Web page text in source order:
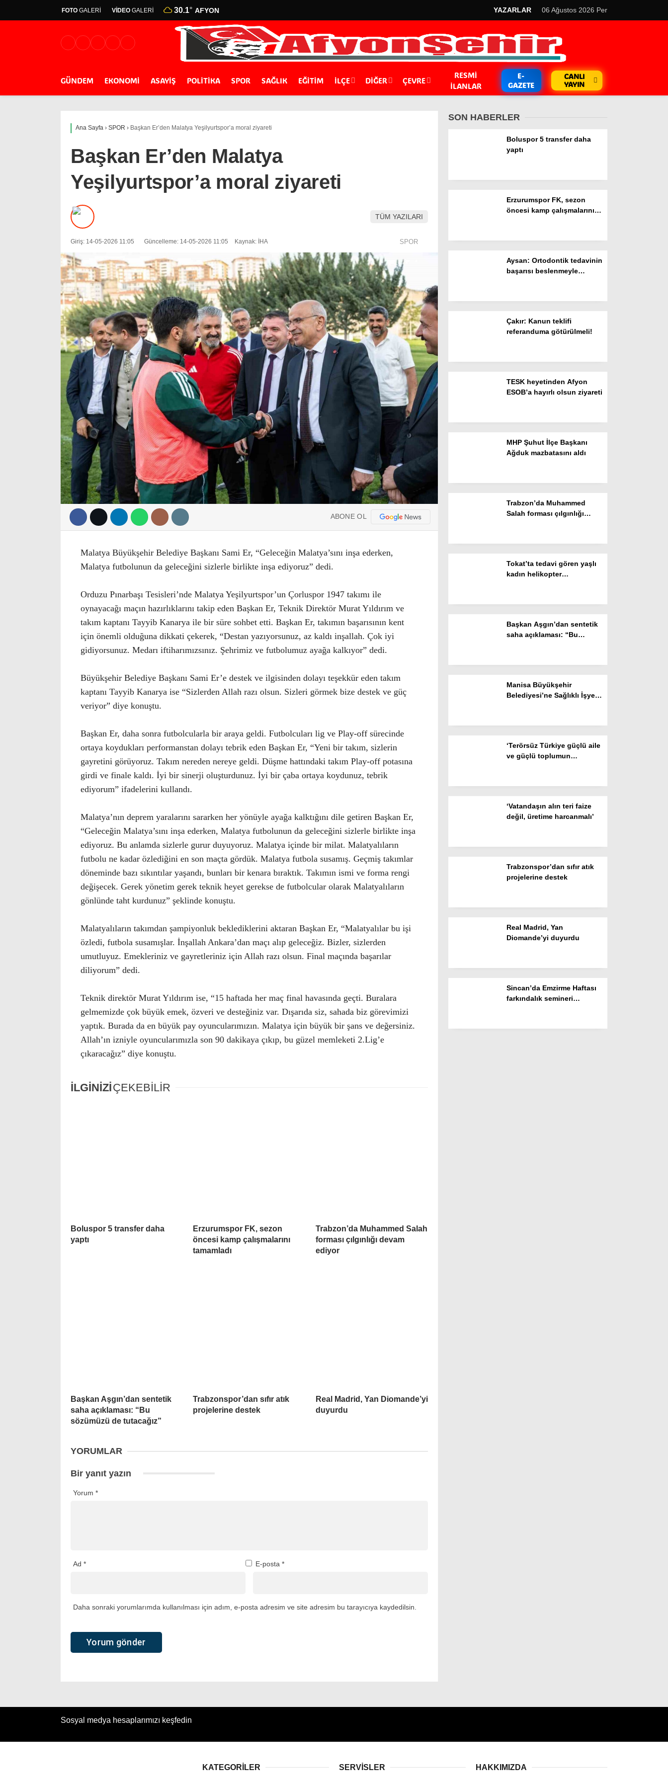
EKONOMİ
Namaz Vakitleri
Nöbetçi Eczaneler
SPOR
Magazin
Hava Durumu
Künye
Teknoloji
FOTO GALERİ VİDEO GALERİ 30.1° AFYON YAZARLAR 06 Ağustos 2026 Per
GÜNDEM EKONOMİ ASAYİŞ POLİTİKA SPOR SAĞLIK EĞİTİM İLÇE DIĞER ÇEVRE
RESMI
İLANLAR
E-
GAZETE
CANLI
YAYIN
Ana Sayfa › SPOR › Başkan Er’den Malatya Yeşilyurtspor’a moral ziyareti
Başkan Er’den Malatya
Yeşilyurtspor’a moral ziyareti
TÜM YAZILARI
Giriş: 14-05-2026 11:05 Güncelleme: 14-05-2026 11:05 Kaynak: İHA SPOR
ABONE OL
Malatya Büyükşehir Belediye Başkanı Sami Er, “Geleceğin Malatya’sını inşa ederken,
Malatya futbolunun da geleceğini sizlerle birlikte inşa ediyoruz” dedi.
Orduzu Pınarbaşı Tesisleri’nde Malatya Yeşilyurtspor’un Çorluspor 1947 takımı ile
oynayacağı maçın hazırlıklarını takip eden Başkan Er, Teknik Direktör Murat Yıldırım ve
takım kaptanı Tayyib Kanarya ile bir süre sohbet etti. Başkan Er, takımın başarısının kent
için önemli olduğuna dikkati çekerek, “Destan yazıyorsunuz, az kaldı inşallah. Çok iyi
gidiyorsunuz. Medarı iftiharımızsınız. Şehrimiz ve futbolumuz ayağa kalkıyor” dedi.
Büyükşehir Belediye Başkanı Sami Er’e destek ve ilgisinden dolayı teşekkür eden takım
kaptanı Tayyib Kanarya ise “Sizlerden Allah razı olsun. Sizleri görmek bize destek ve güç
veriyor” diye konuştu.
Başkan Er, daha sonra futbolcularla bir araya geldi. Futbolcuları lig ve Play-off sürecinde
ortaya koydukları performanstan dolayı tebrik eden Başkan Er, “Yeni bir takım, sizlerin
gayretini görüyoruz. Takım nereden nereye geldi. Düşme hattındaki takım Play-off potasına
girdi ve finale kaldı. İyi bir sinerji oluşturdunuz. İyi bir çaba ortaya koydunuz, tebrik
ediyorum” ifadelerini kullandı.
Malatya’nın deprem yaralarını sararken her yönüyle ayağa kalktığını dile getiren Başkan Er,
“Geleceğin Malatya’sını inşa ederken, Malatya futbolunun da geleceğini sizlerle birlikte inşa
ediyoruz. Bu anlamda sizlerle gurur duyuyoruz. Malatya içinde bir milat. Malatyalıların
futbolu ne kadar özlediğini en son maçta gördük. Malatya futbola susamış. Geçmiş takımlar
döneminde bazı sıkıntılar yaşandı, bunları bir kenara bıraktık. Takımın ismi ve forma rengi
değişecek. Gerek yönetim gerek teknik heyet gerekse de futbolcular olarak Malatyalıların
gönlünde taht kurdunuz” şeklinde konuştu.
Malatyalıların takımdan şampiyonluk beklediklerini aktaran Başkan Er, “Malatyalılar bu işi
özledi, futbola susamışlar. İnşallah Ankara’dan maçı alıp geleceğiz. Bizler, sizlerden
umutluyuz. Emekleriniz ve gayretleriniz için Allah razı olsun. Final maçında başarılar
diliyorum” dedi.
Teknik direktör Murat Yıldırım ise, “15 haftada her maç final havasında geçti. Buralara
gelmemizde çok büyük emek, özveri ve desteğiniz var. Dışarıda siz, sahada biz görevimizi
yaptık. Burada da en büyük pay oyuncularımızın. Malatya için büyük bir şans ve değersiniz.
Allah’ın izniyle oyuncularımızla son 90 dakikaya çıkıp, bu güzel memleketi 2.Lig’e
çıkaracağız” diye konuştu.
İLGİNİZİÇEKEBİLİR
Boluspor 5 transfer daha
yaptı
Erzurumspor FK, sezon
öncesi kamp çalışmalarını
tamamladı
Trabzon’da Muhammed Salah
forması çılgınlığı devam
ediyor
Başkan Aşgın’dan sentetik
saha açıklaması: “Bu
sözümüzü de tutacağız”
Trabzonspor’dan sıfır atık
projelerine destek
Real Madrid, Yan Diomande’yi
duyurdu
YORUMLAR
Bir yanıt yazın
Yorum *
Ad * E-posta *
Daha sonraki yorumlarımda kullanılması için adım, e-posta adresim ve site adresim bu tarayıcıya kaydedilsin.
SON HABERLER
Boluspor 5 transfer daha
yaptı
Erzurumspor FK, sezon
öncesi kamp çalışmalarını
Aysan: Ortodontik tedavinin
başarısı beslenmeyle
Çakır: Kanun teklifi
referanduma götürülmeli!
TESK heyetinden Afyon
ESOB’a hayırlı olsun ziyareti
MHP Şuhut İlçe Başkanı
Ağduk mazbatasını aldı
Trabzon’da Muhammed
Salah forması çılgınlığı
Tokat’ta tedavi gören yaşlı
kadın helikopter
Başkan Aşgın’dan sentetik
saha açıklaması: “Bu
Manisa Büyükşehir
Belediyesi’ne Sağlıklı İşyeri
‘Terörsüz Türkiye güçlü aile
ve güçlü toplumun
‘Vatandaşın alın teri faize
değil, üretime harcanmalı’
Trabzonspor’dan sıfır atık
projelerine destek
Real Madrid, Yan
Diomande’yi duyurdu
Sincan’da Emzirme Haftası
farkındalık semineri
Sosyal medya hesaplarımızı keşfedin
KATEGORİLER SERVİSLER HAKKIMIZDA